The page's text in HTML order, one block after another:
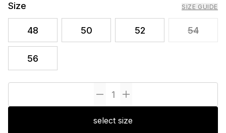
Size SIZE GUIDE
48 50 52 54
56
select size